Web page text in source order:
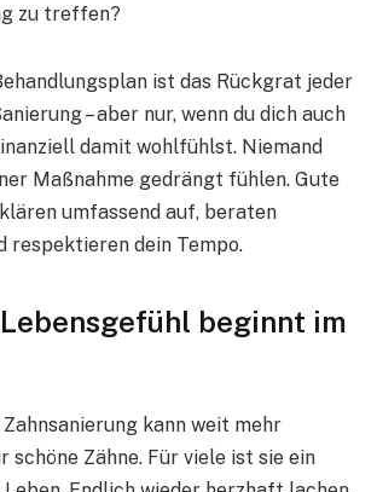
zu treffen?
ist das Rückgrat jeder
– aber nur, wenn du dich auch
damit wohlfühlst. Niemand
Maßnahme gedrängt fühlen. Gute
umfassend auf, beraten
respektieren dein Tempo.
beginnt im
kann weit mehr
schöne Zähne. Für viele ist sie ein